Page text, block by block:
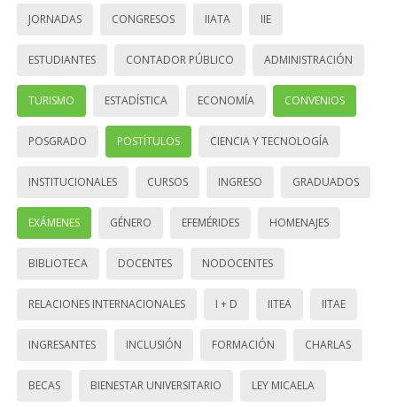
JORNADAS CONGRESOS IIATA IIE
ESTUDIANTES CONTADOR PÚBLICO ADMINISTRACIÓN
TURISMO ESTADÍSTICA ECONOMÍA CONVENIOS
POSGRADO POSTÍTULOS CIENCIA Y TECNOLOGÍA
INSTITUCIONALES CURSOS INGRESO GRADUADOS
EXÁMENES GÉNERO EFEMÉRIDES HOMENAJES
BIBLIOTECA DOCENTES NODOCENTES
RELACIONES INTERNACIONALES I + D IITEA IITAE
INGRESANTES INCLUSIÓN FORMACIÓN CHARLAS
BECAS BIENESTAR UNIVERSITARIO LEY MICAELA